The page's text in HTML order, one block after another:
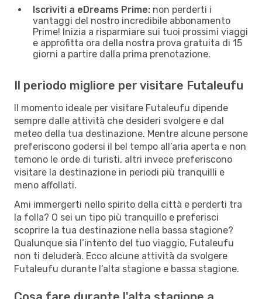
Iscriviti a eDreams Prime: non perderti i
vantaggi del nostro incredibile abbonamento
Prime! Inizia a risparmiare sui tuoi prossimi viaggi
e approfitta ora della nostra prova gratuita di 15
giorni a partire dalla prima prenotazione.
Il periodo migliore per visitare Futaleufu
Il momento ideale per visitare Futaleufu dipende
sempre dalle attività che desideri svolgere e dal
meteo della tua destinazione. Mentre alcune persone
preferiscono godersi il bel tempo all’aria aperta e non
temono le orde di turisti, altri invece preferiscono
visitare la destinazione in periodi più tranquilli e
meno affollati.
Ami immergerti nello spirito della città e perderti tra
la folla? O sei un tipo più tranquillo e preferisci
scoprire la tua destinazione nella bassa stagione?
Qualunque sia l’intento del tuo viaggio, Futaleufu
non ti deluderà. Ecco alcune attività da svolgere
Futaleufu durante l’alta stagione e bassa stagione.